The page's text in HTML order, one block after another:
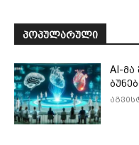
ᲞᲝᲞᲣᲚᲐᲠᲣᲚᲘ
AI-